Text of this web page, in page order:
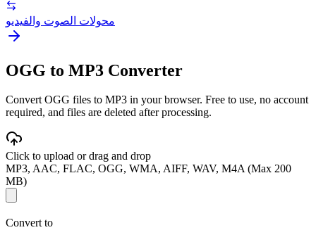
محولات الصوت والفيديو
OGG to MP3 Converter
Convert OGG files to MP3 in your browser. Free to use, no account
required, and files are deleted after processing.
Click to upload or drag and drop
MP3, AAC, FLAC, OGG, WMA, AIFF, WAV, M4A (Max 200
MB)
Convert to